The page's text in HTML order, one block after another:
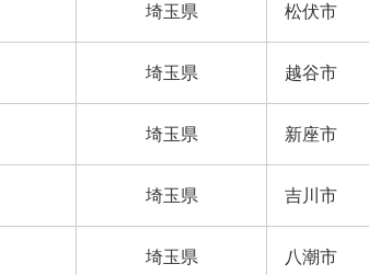
埼玉県 松伏市
埼玉県 越谷市
埼玉県 新座市
埼玉県 吉川市
埼玉県 八潮市